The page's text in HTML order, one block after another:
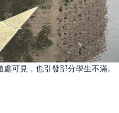
處可見，也引發部分學生不滿